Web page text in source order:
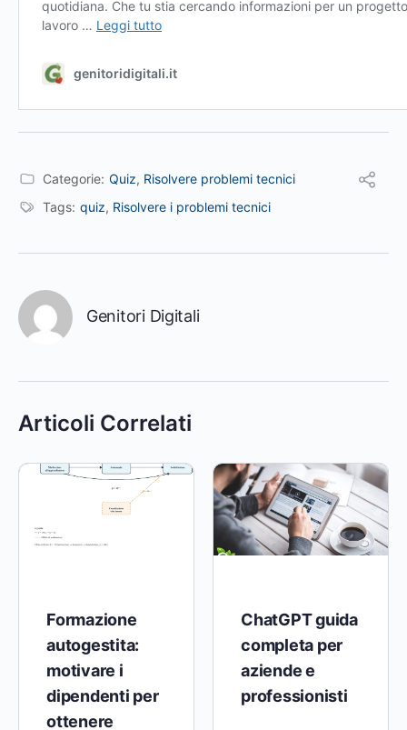
Categorie: Quiz, Risolvere problemi tecnici
Tags: quiz, Risolvere i problemi tecnici
Genitori Digitali
Articoli Correlati
Formazione
autogestita:
motivare i
dipendenti per
ottenere
ChatGPT guida
completa per
aziende e
professionisti